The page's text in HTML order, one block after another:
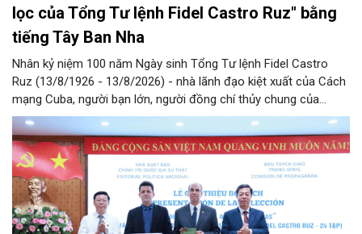
lọc của Tổng Tư lệnh Fidel Castro Ruz" bằng
tiếng Tây Ban Nha
Nhân kỷ niệm 100 năm Ngày sinh Tổng Tư lệnh Fidel Castro
Ruz (13/8/1926 - 13/8/2026) - nhà lãnh đạo kiệt xuất của Cách
mạng Cuba, người bạn lớn, người đồng chí thủy chung của
Đảng, Nhà nước và nhân dân Việt Nam, chiều 5/8, tại Hà Nội,
Nhà xuất bản Chính trị quốc gia Sự thật phối hợp với Ban Tuyên
giáo Trung ương tổ chức Lễ giới thiệu bộ sách “Tuyển tập các
tác phẩm chọn lọc của Tổng Tư lệnh Fidel Castro Ruz” gồm 24
tập bằng tiếng Tây Ban Nha.